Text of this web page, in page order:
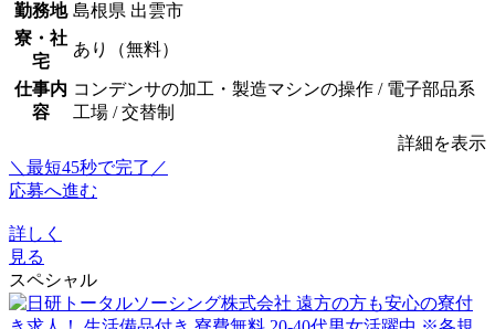
勤務地 島根県 出雲市
寮・社
宅
あり（無料）
仕事内
容
コンデンサの加工・製造マシンの操作 / 電子部品系
工場 / 交替制
詳細を表示
＼最短45秒で完了／
応募へ進む
詳しく
見る
スペシャル